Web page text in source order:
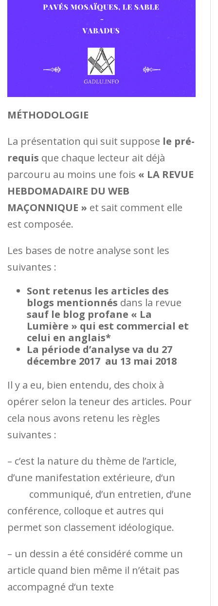
MÉTHODOLOGIE
La présentation qui suit suppose le pré-
requis que chaque lecteur ait déjà
parcouru au moins une fois « LA REVUE
HEBDOMADAIRE DU WEB
MAÇONNIQUE » et sait comment elle
est composée.
Les bases de notre analyse sont les
suivantes :
Sont retenus les articles des
blogs mentionnés dans la revue
sauf le blog profane « La
Lumière » qui est commercial et
celui en anglais*
La période d’analyse va du 27
décembre 2017 au 13 mai 2018
Il y a eu, bien entendu, des choix à
opérer selon la teneur des articles. Pour
cela nous avons retenu les règles
suivantes :
– c’est la nature du thème de l’article,
d’une manifestation extérieure, d‘un
communiqué, d’un entretien, d’une
conférence, colloque et autres qui
permet son classement idéologique.
– un dessin a été considéré comme un
article quand bien même il n’était pas
accompagné d‘un texte